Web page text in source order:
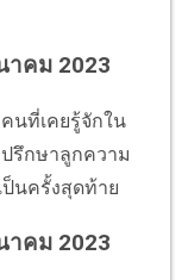
าคม 2023
นที่เคยรู้จักใน
รึกษาลูกความ
นครั้งสุดท้าย
าคม 2023